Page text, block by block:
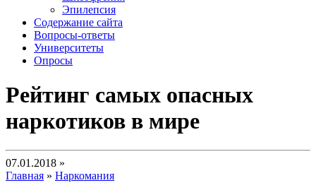
Эпилепсия
Содержание сайта
Вопросы-ответы
Университеты
Опросы
Рейтинг самых опасных
наркотиков в мире
07.01.2018 »
Главная » Наркомания